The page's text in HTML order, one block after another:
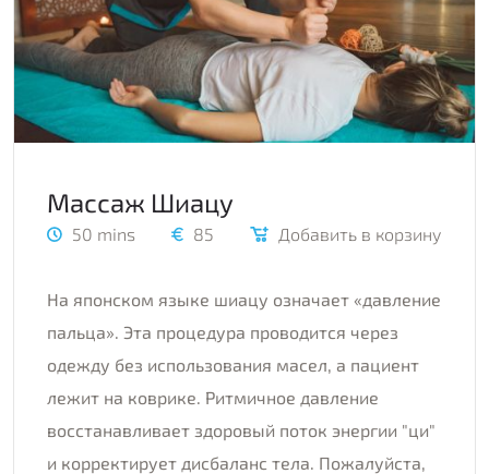
Массаж Шиацу
50 mins 85 Добавить в корзину
На японском языке шиацу означает «давление
пальца». Эта процедура проводится через
одежду без использования масел, а пациент
лежит на коврике. Ритмичное давление
восстанавливает здоровый поток энергии "ци"
и корректирует дисбаланс тела. Пожалуйста,